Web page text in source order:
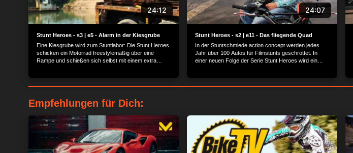
24:12
Stunt Heroes - s3 | e5 - Alarm in der Kiesgrube
Eine Kiesgrube wird zum Stuntlabor: Die Stunt Heroes
schicken ein Motorrad freestylemäßig über eine
Rampe und schießen sich selbst mit einem extra
Fahrerin übernimmt Stuntfrau Tina!
24:07
Stunt Heroes - s2 | e11 - Das fliegende Quad
In der Stuntschmiede action concept werden jedes
Jahr über 100 Autos für Filmstunts geschrottet. In
einer neuen Folge der Serie Stunt Heroes wird ein
Empfehlungen für Dich: